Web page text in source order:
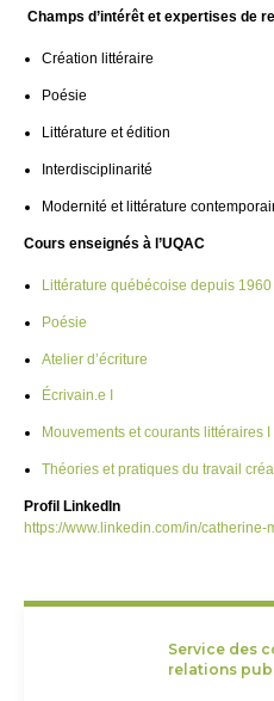
Champs d’intérêt et expertises de
Création littéraire
Poésie
Littérature et édition
Interdisciplinarité
Modernité et littérature
Cours enseignés à l’UQAC
Littérature québécoise depuis 1960
Poésie
Atelier d’écriture
Écrivain.e I
Mouvements et courants littéraires I
Théories et pratiques du travail
Profil LinkedIn
https://www.linkedin.com/in/
Service des
relations